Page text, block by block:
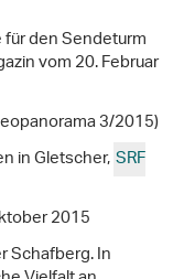
den Sendeturm
vom 20. Februar
3/2015)
in Gletscher,SRF
2015
Schafberg. In